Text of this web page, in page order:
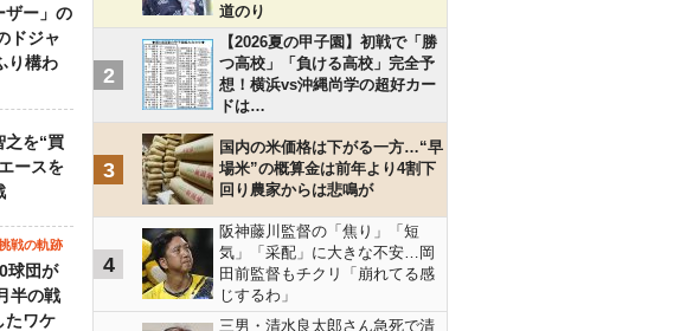
ザー」の
ドジャ
り構わ
之を“買
ースを
戦の軌跡
球団が
半の戦
たワケ
道のり
2
【2026夏の甲子園】初戦で「勝
つ高校」「負ける高校」完全予
想！横浜vs沖縄尚学の超好カー
ドは…
3
国内の米価格は下がる一方…“早
場米”の概算金は前年より4割下
回り農家からは悲鳴が
4
阪神藤川監督の「焦り」「短
気」「采配」に大きな不安…岡
田前監督もチクリ「崩れてる感
じするわ」
三男・清水良太郎さん急死で清